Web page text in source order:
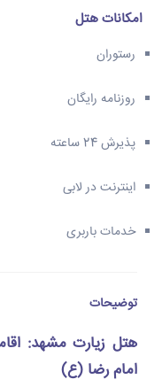
امکانات هتل
رستوران
روزنامه رایگان
پذیرش 24 ساعته
اینترنت در لابی
خدمات باربری
توضیحات
هتل زیارت مشهد:
امام رضا (ع)